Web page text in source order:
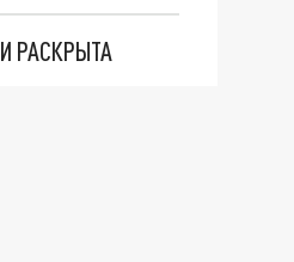
РАСКРЫТА